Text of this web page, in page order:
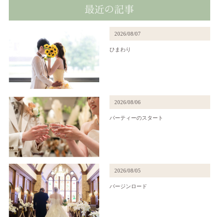
2026/08/07
ひまわり
2026/08/06
パーティーのスタート
2026/08/05
バージンロード